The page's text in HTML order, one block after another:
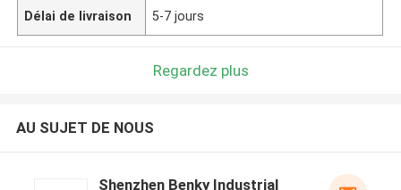
Délai de livraison 5-7 jours
Regardez plus
AU SUJET DE NOUS
Shenzhen Benky Industrial